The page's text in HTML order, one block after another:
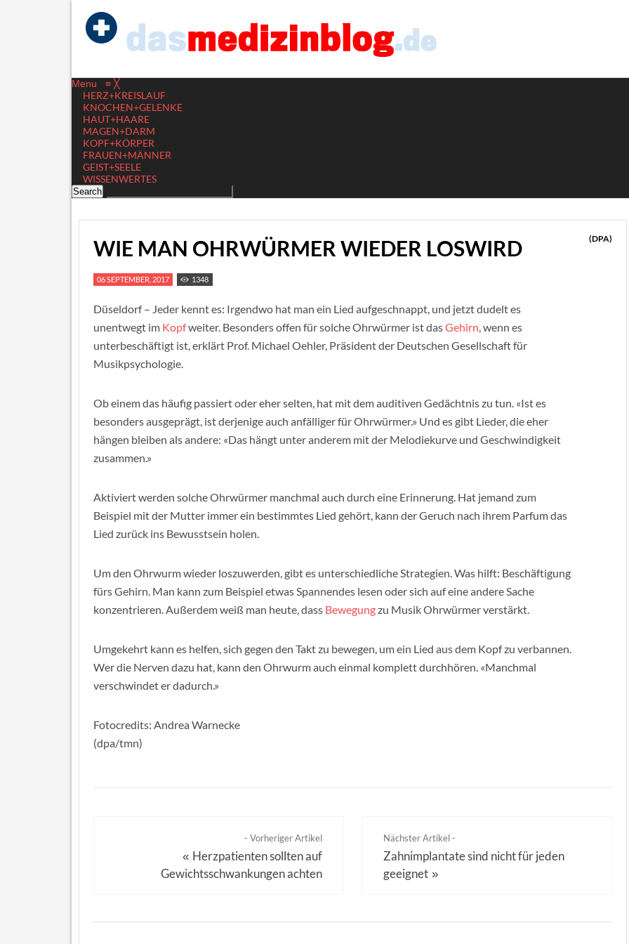
Menu ≡ ╳
HERZ+KREISLAUF
KNOCHEN+GELENKE
HAUT+HAARE
MAGEN+DARM
KOPF+KÖRPER
FRAUEN+MÄNNER
GEIST+SEELE
WISSENWERTES
WIE MAN OHRWÜRMER WIEDER LOSWIRD (DPA)
06 SEPTEMBER, 2017 1348
Düseldorf – Jeder kennt es: Irgendwo hat man ein Lied aufgeschnappt, und jetzt dudelt es
unentwegt im Kopfweiter. Besonders offen für solche Ohrwürmer ist dasGehirn, wenn es
unterbeschäftigt ist, erklärt Prof. Michael Oehler, Präsident der Deutschen Gesellschaft für
Musikpsychologie.
Ob einem das häufig passiert oder eher selten, hat mit dem auditiven Gedächtnis zu tun. «Ist es
besonders ausgeprägt, ist derjenige auch anfälliger für Ohrwürmer.» Und es gibt Lieder, die eher
hängen bleiben als andere: «Das hängt unter anderem mit der Melodiekurve und Geschwindigkeit
zusammen.»
Aktiviert werden solche Ohrwürmer manchmal auch durch eine Erinnerung. Hat jemand zum
Beispiel mit der Mutter immer ein bestimmtes Lied gehört, kann der Geruch nach ihrem Parfum das
Lied zurück ins Bewusstsein holen.
Um den Ohrwurm wieder loszuwerden, gibt es unterschiedliche Strategien. Was hilft: Beschäftigung
fürs Gehirn. Man kann zum Beispiel etwas Spannendes lesen oder sich auf eine andere Sache
konzentrieren. Außerdem weiß man heute, dass Bewegungzu Musik Ohrwürmer verstärkt.
Umgekehrt kann es helfen, sich gegen den Takt zu bewegen, um ein Lied aus dem Kopf zu verbannen.
Wer die Nerven dazu hat, kann den Ohrwurm auch einmal komplett durchhören. «Manchmal
verschwindet er dadurch.»
Fotocredits: Andrea Warnecke
(dpa/tmn)
- Vorheriger Artikel
« Herzpatienten sollten auf
Gewichtsschwankungen achten
Nächster Artikel -
Zahnimplantate sind nicht für jeden
geeignet »